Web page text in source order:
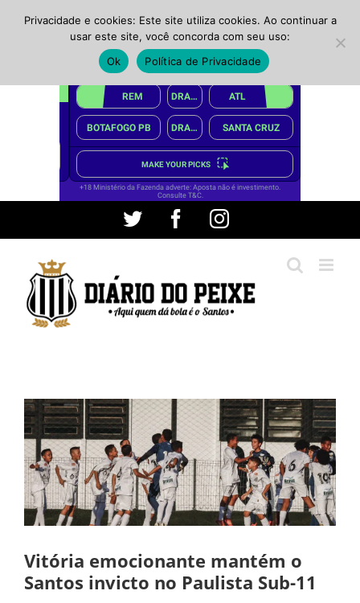
conteúdo
Twitter FacebookInstagram
Vitória emocionante mantém o
Santos invicto no Paulista Sub-11
Privacidade e cookies: Este site utiliza cookies. Ao continuar a
usar este site, você concorda com seu uso:
Ok
Política de Privacidade